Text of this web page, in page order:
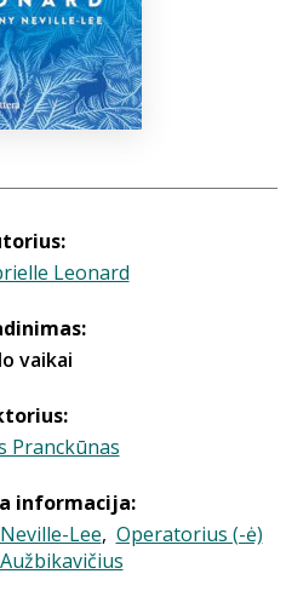
Leonard
vaikai
Pranckūnas
informacija:
Lee, Operatorius (-ė)